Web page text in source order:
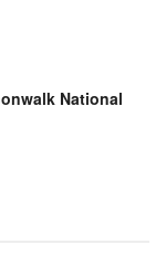
National